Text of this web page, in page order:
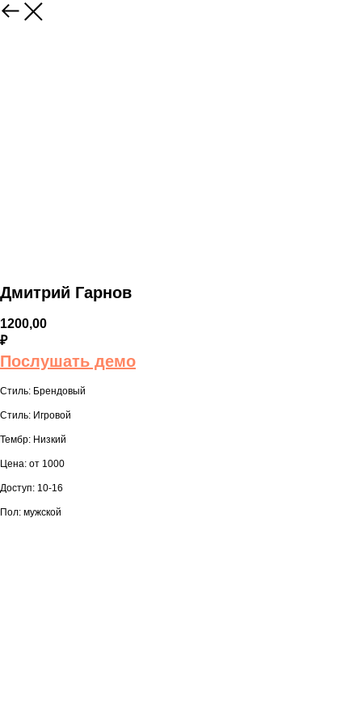
Дмитрий Гарнов
1200,00
₽
Послушать демо
Стиль: Брендовый
Стиль: Игровой
Тембр: Низкий
Цена: от 1000
Доступ: 10-16
Пол: мужской